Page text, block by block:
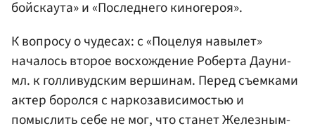
бойскаута» и «Последнего киногероя».
К вопросу о чудесах: с «Поцелуя навылет»
началось второе восхождение Роберта Дауни-
мл. к голливудским вершинам. Перед съемками
актер боролся с наркозависимостью и
помыслить себе не мог, что станет Железным-